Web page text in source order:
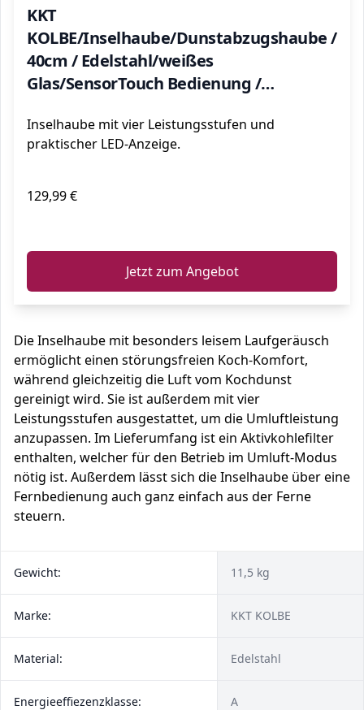
KKT
KOLBE/Inselhaube/Dunstabzugshaube /
40cm / Edelstahl/weißes
Glas/SensorTouch Bedienung /
Inselhaube mit vier Leistungsstufen und
praktischer LED-Anzeige.
129,99 €
Jetzt zum Angebot
Die Inselhaube mit besonders leisem Laufgeräusch
ermöglicht einen störungsfreien Koch-Komfort,
während gleichzeitig die Luft vom Kochdunst
gereinigt wird. Sie ist außerdem mit vier
Leistungsstufen ausgestattet, um die Umluftleistung
anzupassen. Im Lieferumfang ist ein Aktivkohlefilter
enthalten, welcher für den Betrieb im Umluft-Modus
nötig ist. Außerdem lässt sich die Inselhaube über eine
Fernbedienung auch ganz einfach aus der Ferne
steuern.
Gewicht: 11,5 kg
Marke: KKT KOLBE
Material: Edelstahl
Energieeffiezenzklasse: A